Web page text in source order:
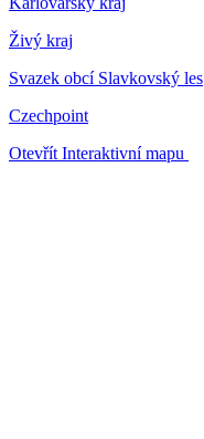
Živý kraj
Svazek obcí Slavkovský les
Czechpoint
Otevřít Interaktivní mapu